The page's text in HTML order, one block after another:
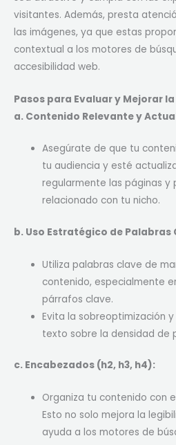
visitantes. Además, presta
las imágenes, ya que estas
contextual a los motores de
accesibilidad web.
Pasos para Evaluar y Mejorar
a. Contenido Relevante y
Asegúrate de que tu
tu audiencia y esté
regularmente las páginas y
relacionado con tu nicho.
b. Uso Estratégico de Palabras
Utiliza palabras clave de
contenido, especialmente
párrafos clave.
Evita la sobreoptimización
texto sobre la densidad de
c. Encabezados (h2, h3, h4):
Organiza tu contenido con
Esto no solo mejora la
ayuda a los motores de